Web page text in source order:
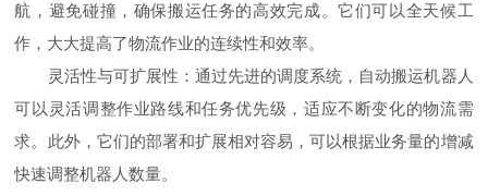
航，避免碰撞，确保搬运任务的高效完成。它们可以全天候工
作，大大提高了物流作业的连续性和效率。
灵活性与可扩展性：通过先进的调度系统，自动搬运机器人
可以灵活调整作业路线和任务优先级，适应不断变化的物流需
求。此外，它们的部署和扩展相对容易，可以根据业务量的增减
快速调整机器人数量。